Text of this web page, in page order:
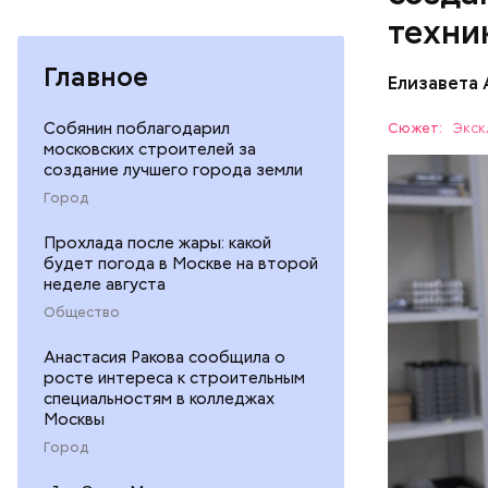
Главное
Собянин поблагодарил
московских строителей за
создание лучшего города земли
Город
Прохлада после жары: какой
будет погода в Москве на второй
неделе августа
Общество
Анастасия Ракова сообщила о
росте интереса к строительным
специальностям в колледжах
Москвы
Город
Сюжет:
после
самых